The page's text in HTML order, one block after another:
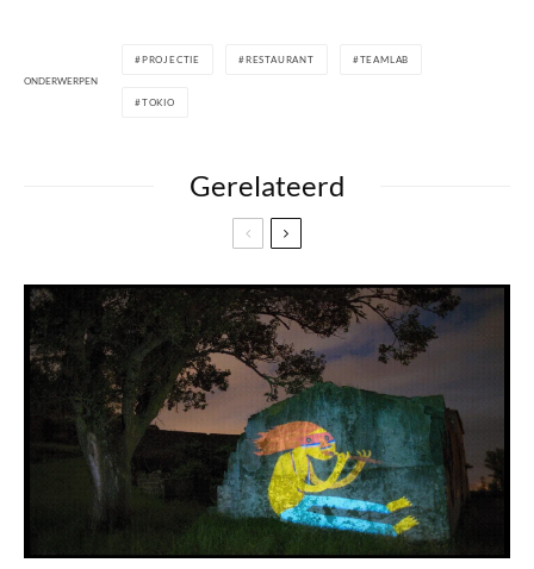
ONDERWERPEN
PROJECTIE RESTAURANT TEAMLAB
TOKIO
Gerelateerd